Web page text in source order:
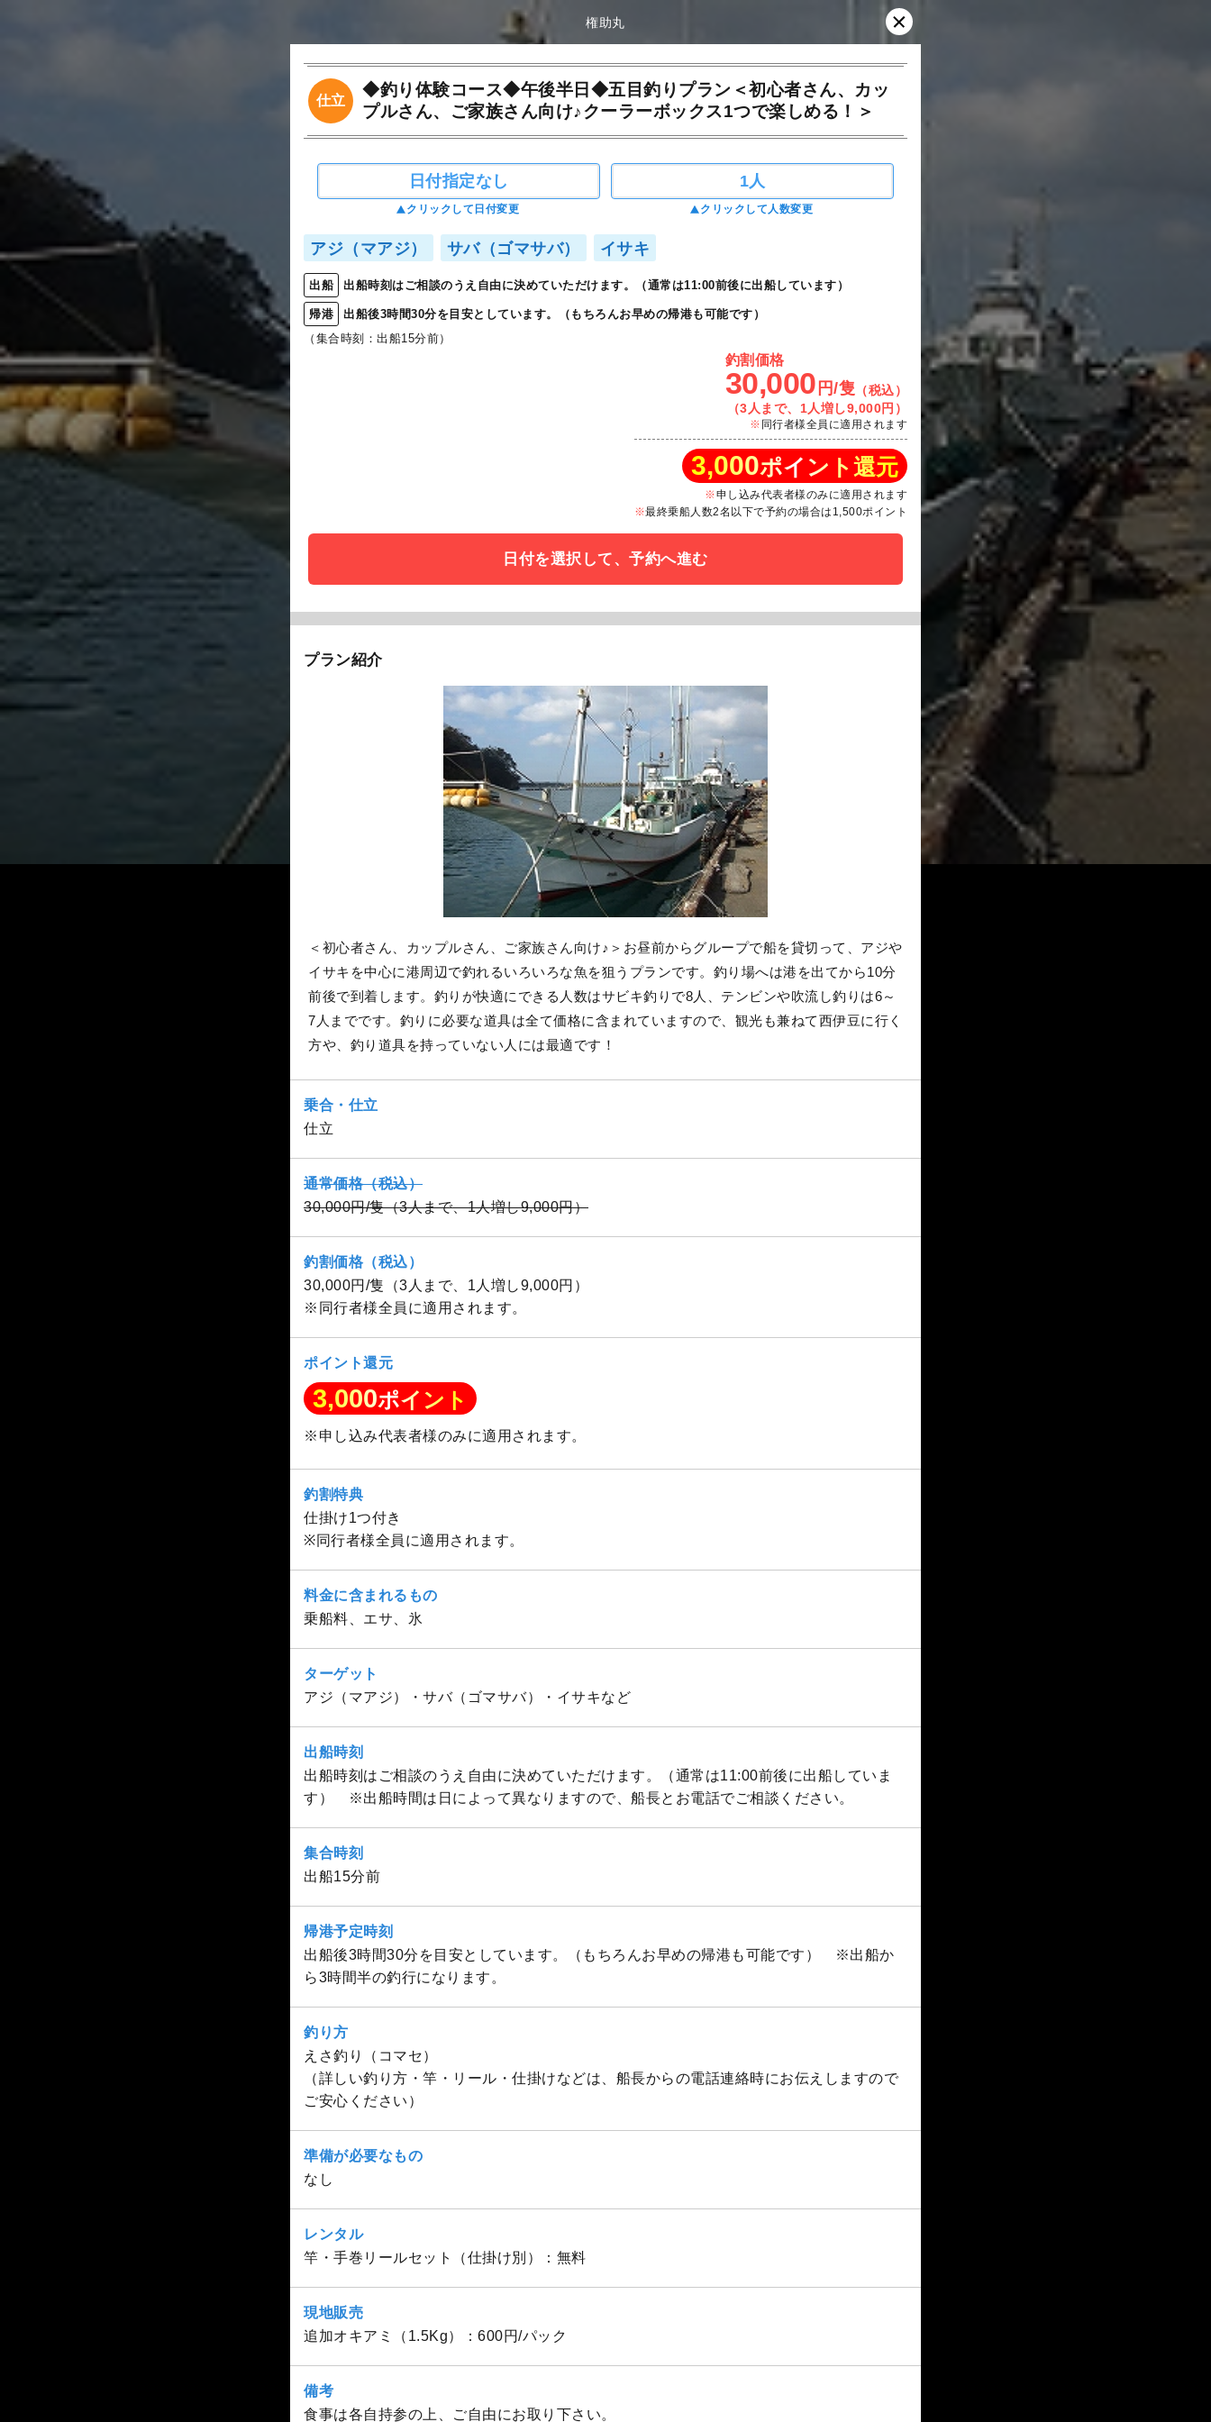
権助丸
仕立
◆釣り体験コース◆午後半日◆五目釣りプラン＜初心者さん、カッ
プルさん、ご家族さん向け♪クーラーボックス1つで楽しめる！＞
日付指定なし
クリックして日付変更
1人
クリックして人数変更
アジ（マアジ） サバ（ゴマサバ） イサキ
出船 出船時刻はご相談のうえ自由に決めていただけます。（通常は11:00前後に出船しています）
帰港
出船後3時間30分を目安としています。（もちろんお早めの帰港も可能です）
（集合時刻：出船15分前）
釣割価格
30,000 円/隻 （税込）
（3人まで、1人増し9,000円）
同行者様全員に適用されます
3,000ポイント還元
申し込み代表者様のみに適用されます
最終乗船人数2名以下で予約の場合は1,500ポイント
日付を選択して、予約へ進む
プラン紹介
＜初心者さん、カップルさん、ご家族さん向け♪＞お昼前からグループで船を貸切って、アジや
イサキを中心に港周辺で釣れるいろいろな魚を狙うプランです。釣り場へは港を出てから10分
前後で到着します。釣りが快適にできる人数はサビキ釣りで8人、テンビンや吹流し釣りは6～
7人までです。釣りに必要な道具は全て価格に含まれていますので、観光も兼ねて西伊豆に行く
方や、釣り道具を持っていない人には最適です！
乗合・仕立
仕立
通常価格（税込）
30,000円/隻（3人まで、1人増し9,000円）
釣割価格（税込）
30,000円/隻（3人まで、1人増し9,000円）
※同行者様全員に適用されます。
ポイント還元
3,000ポイント
※申し込み代表者様のみに適用されます。
釣割特典
仕掛け1つ付き
※同行者様全員に適用されます。
料金に含まれるもの
乗船料、エサ、氷
ターゲット
アジ（マアジ）・サバ（ゴマサバ）・イサキなど
出船時刻
出船時刻はご相談のうえ自由に決めていただけます。（通常は11:00前後に出船していま
す） ※出船時間は日によって異なりますので、船長とお電話でご相談ください。
集合時刻
出船15分前
帰港予定時刻
出船後3時間30分を目安としています。（もちろんお早めの帰港も可能です） ※出船か
ら3時間半の釣行になります。
釣り方
えさ釣り（コマセ）
（詳しい釣り方・竿・リール・仕掛けなどは、船長からの電話連絡時にお伝えしますので
ご安心ください）
準備が必要なもの
なし
レンタル
竿・手巻リールセット（仕掛け別）：無料
現地販売
追加オキアミ（1.5Kg）：600円/パック
備考
食事は各自持参の上、ご自由にお取り下さい。